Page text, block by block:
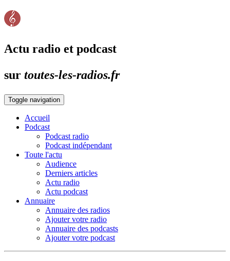
Actu radio et podcast
sur toutes-les-radios.fr
Toggle navigation
Accueil
Podcast
Podcast radio
Podcast indépendant
Toute l'actu
Audience
Derniers articles
Actu radio
Actu podcast
Annuaire
Annuaire des radios
Ajouter votre radio
Annuaire des podcasts
Ajouter votre podcast